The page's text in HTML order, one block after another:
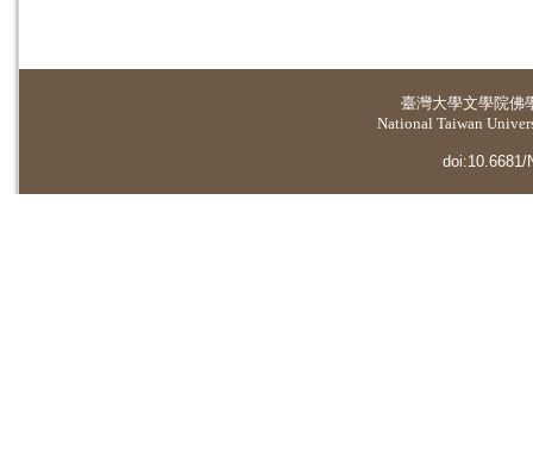
臺灣大學文學院佛
National Taiwan
doi:10.6681/